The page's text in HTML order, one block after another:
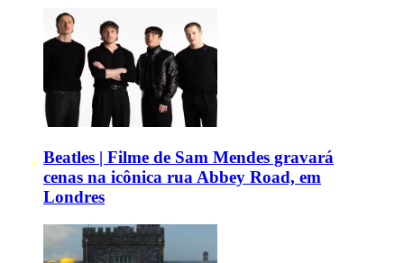
Beatles | Filme de Sam Mendes gravará
cenas na icônica rua Abbey Road, em
Londres